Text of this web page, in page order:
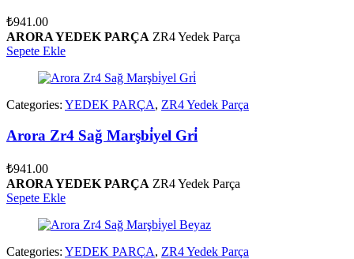
₺941.00
ARORA YEDEK PARÇA ZR4 Yedek Parça
Sepete Ekle
Categories: YEDEK PARÇA, ZR4 Yedek Parça
Arora Zr4 Sağ Marşbi̇yel Gri̇
₺941.00
ARORA YEDEK PARÇA ZR4 Yedek Parça
Sepete Ekle
Categories: YEDEK PARÇA, ZR4 Yedek Parça